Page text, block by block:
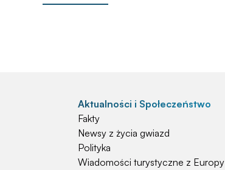
Aktualności i Społeczeństwo
Fakty
Newsy z życia gwiazd
Polityka
Wiadomości turystyczne z Europy